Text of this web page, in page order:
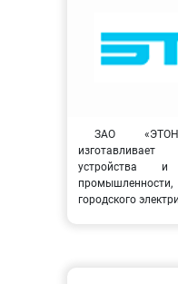
ЗАО
устройства и
городского